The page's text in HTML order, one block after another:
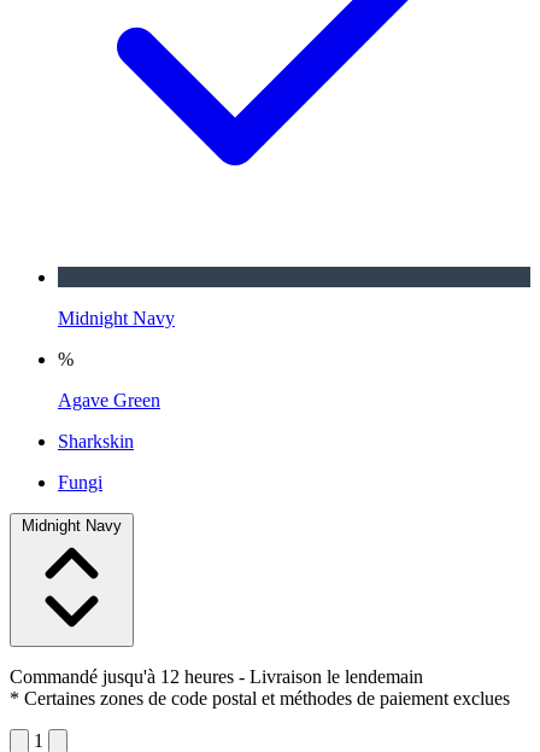
Midnight Navy
%
Agave Green
Sharkskin
Fungi
Midnight Navy
Commandé jusqu'à 12 heures - Livraison le lendemain
* Certaines zones de code postal et méthodes de paiement exclues
1